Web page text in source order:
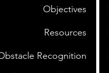
Objectives
Resources
Recognition